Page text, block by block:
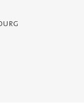
- Service